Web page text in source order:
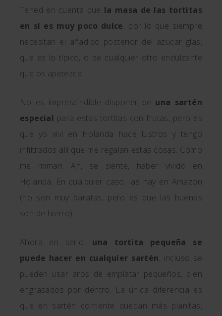
Tened en cuenta que la masa de las tortitas
en sí es muy poco dulce, por lo que siempre
necesitan el añadido posterior del azúcar glas,
que es lo típico, o de cualquier otro endulzante
que os apetezca.
No es imprescindible disponer de una sartén
especial para estas tortitas con frutas, pero es
que yo viví en Holanda hace lustros y tengo
infiltrados allí que me regalan estas cosas. Cómo
me miman. Ah, se siente, haber vivido en
Holanda. En cualquier caso, las hay en Amazon
(no son muy baratas, pero es que las buenas
son de hierro).
Ahora en serio, una tortita pequeña se
puede hacer en cualquier sartén, incluso se
pueden usar aros de emplatar pequeños, bien
engrasados por dentro. La única diferencia es
que en sartén corriente quedan más planitas,